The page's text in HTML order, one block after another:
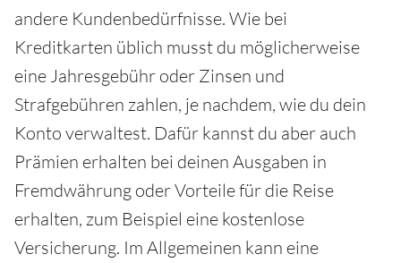
andere Kundenbedürfnisse. Wie bei
Kreditkarten üblich musst du möglicherweise
eine Jahresgebühr oder Zinsen und
Strafgebühren zahlen, je nachdem, wie du dein
Konto verwaltest. Dafür kannst du aber auch
Prämien erhalten bei deinen Ausgaben in
Fremdwährung oder Vorteile für die Reise
erhalten, zum Beispiel eine kostenlose
Versicherung. Im Allgemeinen kann eine